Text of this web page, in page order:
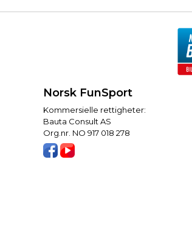
Norsk FunSport
Kommersielle rettigheter:
Bauta Consult AS
Org.nr. NO 917 018 278